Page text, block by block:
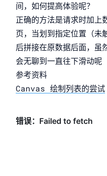
间，如何提高体验呢？
正确的方法是请求时加上
页，当划到指定位置（未
后拼接在原数据后面，虽
会无聊到一直往下滑动呢
参考资料
Canvas 绘制列表的尝试